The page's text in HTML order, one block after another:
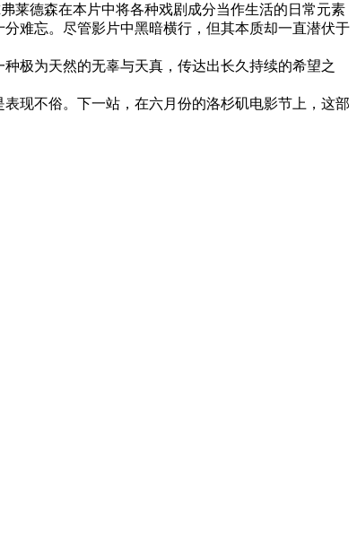
莱德森在本片中将各种戏剧成分当作生活的日常元素
难忘。尽管影片中黑暗横行，但其本质却一直潜伏于
极为天然的无辜与天真，传达出长久持续的希望之
现不俗。下一站，在六月份的洛杉矶电影节上，这部